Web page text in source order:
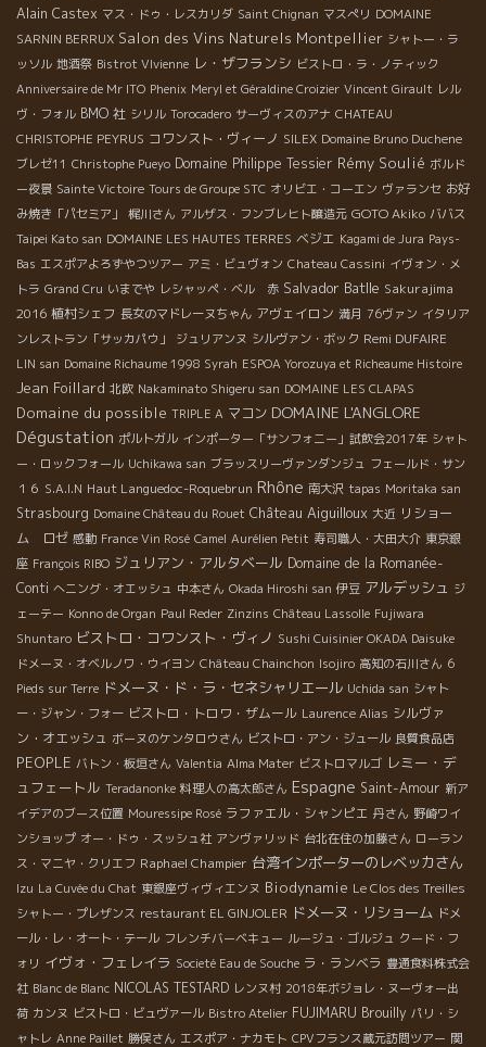
Alain Castex マス・ドゥ・レスカリダ Saint Chignan マスぺリ DOMAINE
SARNIN BERRUX Salon des Vins Naturels Montpellier シャトー・ラ
ッソル 地酒祭 Bistrot VIvienne レ・ザフランシ ビストロ・ラ・ノティック
Anniversaire de Mr ITO Phenix Meryl et Géraldine Croizier Vincent Girault レル
ヴ・フォル BMO 社 シリル Torocadero サーヴィスのアナ CHATEAU
CHRISTOPHE PEYRUS コワンスト・ヴィーノ SILEX Domaine Bruno Duchene
ブレゼ11 Christophe Pueyo Domaine Philippe Tessier Rémy Soulié ボルド
ー夜景 Sainte Victoire Tours de Groupe STC オリビエ・コーエン ヴァランセ お好
み焼き「パセミア」
梶川さん アルザス・フンブレヒト醸造元 GOTO Akiko ババス
Taipei Kato san DOMAINE LES HAUTES TERRES ベジエ Kagami de Jura Pays-
Bas エスポアよろずやつツアー アミ・ビュヴォン Chateau Cassini イヴォン・メ
トラ Grand Cru いまでや レシャッペ・ベル 赤 Salvador Batlle Sakurajima
2016 植村シェフ 長女のマドレーヌちゃん アヴェイロン 満月 76ヴァン イタリア
ンレストラン「サッカパウ」
ジュリアンヌ シルヴァン・ボック Remi DUFAIRE
LIN san Domaine Richaume 1998 Syrah ESPOA Yorozuya et Richeaume Histoire
Jean Foillard 北欧 Nakaminato Shigeru san DOMAINE LES CLAPAS
Domaine du possible TRIPLE A マコン DOMAINE L'ANGLORE
Dégustation ポルトガル インポーター「サンフォニー」試飲会2017年 シャト
ー・ロックフォール Uchikawa san ブラッスリーヴァンダンジュ フェールド・サン
１６ S.A.I.N Haut Languedoc-Roquebrun Rhône 南大沢 tapas Moritaka san
Strasbourg Domaine Château du Rouet Château Aiguilloux 大近 リショー
ム ロゼ 感動 France Vin Rosé Camel Aurélien Petit 寿司職人・大田大介 東京銀
座 François RIBO ジュリアン・アルタベール Domaine de la Romanée-
Conti へニング・オエッシュ 中本さん Okada Hiroshi san 伊豆 アルデッシュ ジ
ェーテー Konno de Organ Paul Reder Zinzins Château Lassolle Fujiwara
Shuntaro ビストロ・コワンスト・ヴィノ Sushi Cuisinier OKADA Daisuke
ドメーヌ・オベルノワ・ウイヨン Château Chainchon Isojiro 高知の石川さん 6
Pieds sur Terre ドメーヌ・ド・ラ・セネシャリエール Uchida san シャト
ー・ジャン・フォー ビストロ・トロワ・ザムール Laurence Alias シルヴァ
ン・オエッシュ ボーヌのケンタロウさん ビストロ・アン・ジュール 良質食品店
PEOPLE バトン・板垣さん Valentia Alma Mater ビストロマルゴ レミー・デ
ュフェートル Teradanonke 料理人の高太郎さん Espagne Saint-Amour 新ア
イデアのブース位置 Mouressipe Rosé ラファエル・シャンピエ 丹さん 野崎ワイ
ンショップ オー・ドゥ・スッシュ社 アンヴァリッド 台北在住の加藤さん ローラン
ス・マニヤ・クリエフ Raphael Champier 台湾インポーターのレベッカさん
Izu La Cuvée du Chat 東銀座ヴィヴィエンヌ Biodynamie Le Clos des Treilles
シャトー・プレザンス restaurant EL GINJOLER ドメーヌ・リショーム ドメ
ール・レ・オート・テール フレンチバーベキュー ルージュ・ゴルジュ クード・フ
ォリ イヴォ・フェレイラ Societé Eau de Souche ラ・ランベラ 豊通食料株式会
社 Blanc de Blanc NICOLAS TESTARD レンヌ村 2018年ボジョレ・ヌーヴォー出
荷 カンヌ ビストロ・ビュヴァール Bistro Atelier FUJIMARU Brouilly パリ・シ
ャトレ Anne Paillet 勝俣さん エスポア・ナカモト CPVフランス蔵元訪問ツアー 関